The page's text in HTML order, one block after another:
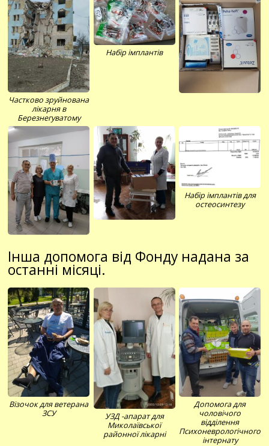
Частково зруйнована
лікарня в
Березнегуватому
Набір імплантів
Набір імплантів для
остеосинтезу
Інша допомога від Фонду надана за
останні місяці.
Візочок для ветерана
ЗСУ
УЗД -апарат для
Миколаївської
районної лікарні
Допомога для
чоловічого
відділення
Психоневрологічного
інтернату